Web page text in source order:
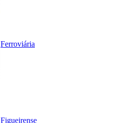
Ferroviária
Figueirense